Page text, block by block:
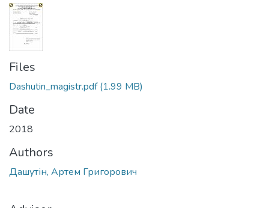
Files
Dashutin_magistr.pdf(1.99 MB)
Date
2018
Authors
Дашутін, Артем Григорович